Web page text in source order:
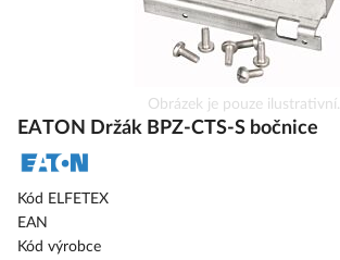
na
galerie
s
Obrázek je pouze ilustrativní.
EATON Držák BPZ-CTS-S bočnice
Kód ELFETEX
EAN
Kód výrobce